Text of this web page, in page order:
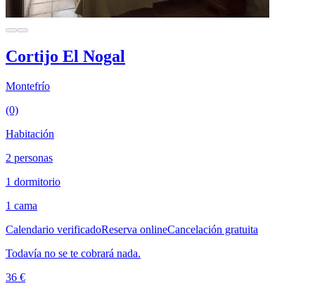
Cortijo El Nogal
Montefrío
(0)
Habitación
2 personas
1 dormitorio
1 cama
Calendario verificadoReserva onlineCancelación gratuita
Todavía no se te cobrará nada.
36 €